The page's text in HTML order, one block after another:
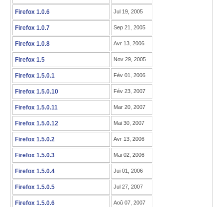
Firefox 1.0.6 Jul 19, 2005
Firefox 1.0.7 Sep 21, 2005
Firefox 1.0.8 Avr 13, 2006
Firefox 1.5 Nov 29, 2005
Firefox 1.5.0.1 Fév 01, 2006
Firefox 1.5.0.10 Fév 23, 2007
Firefox 1.5.0.11 Mar 20, 2007
Firefox 1.5.0.12 Mai 30, 2007
Firefox 1.5.0.2 Avr 13, 2006
Firefox 1.5.0.3 Mai 02, 2006
Firefox 1.5.0.4 Jui 01, 2006
Firefox 1.5.0.5 Jul 27, 2007
Firefox 1.5.0.6 Aoû 07, 2007